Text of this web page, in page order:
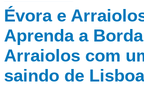
Évora e
Aprenda a
Arraiolos com
saindo de Lisboa